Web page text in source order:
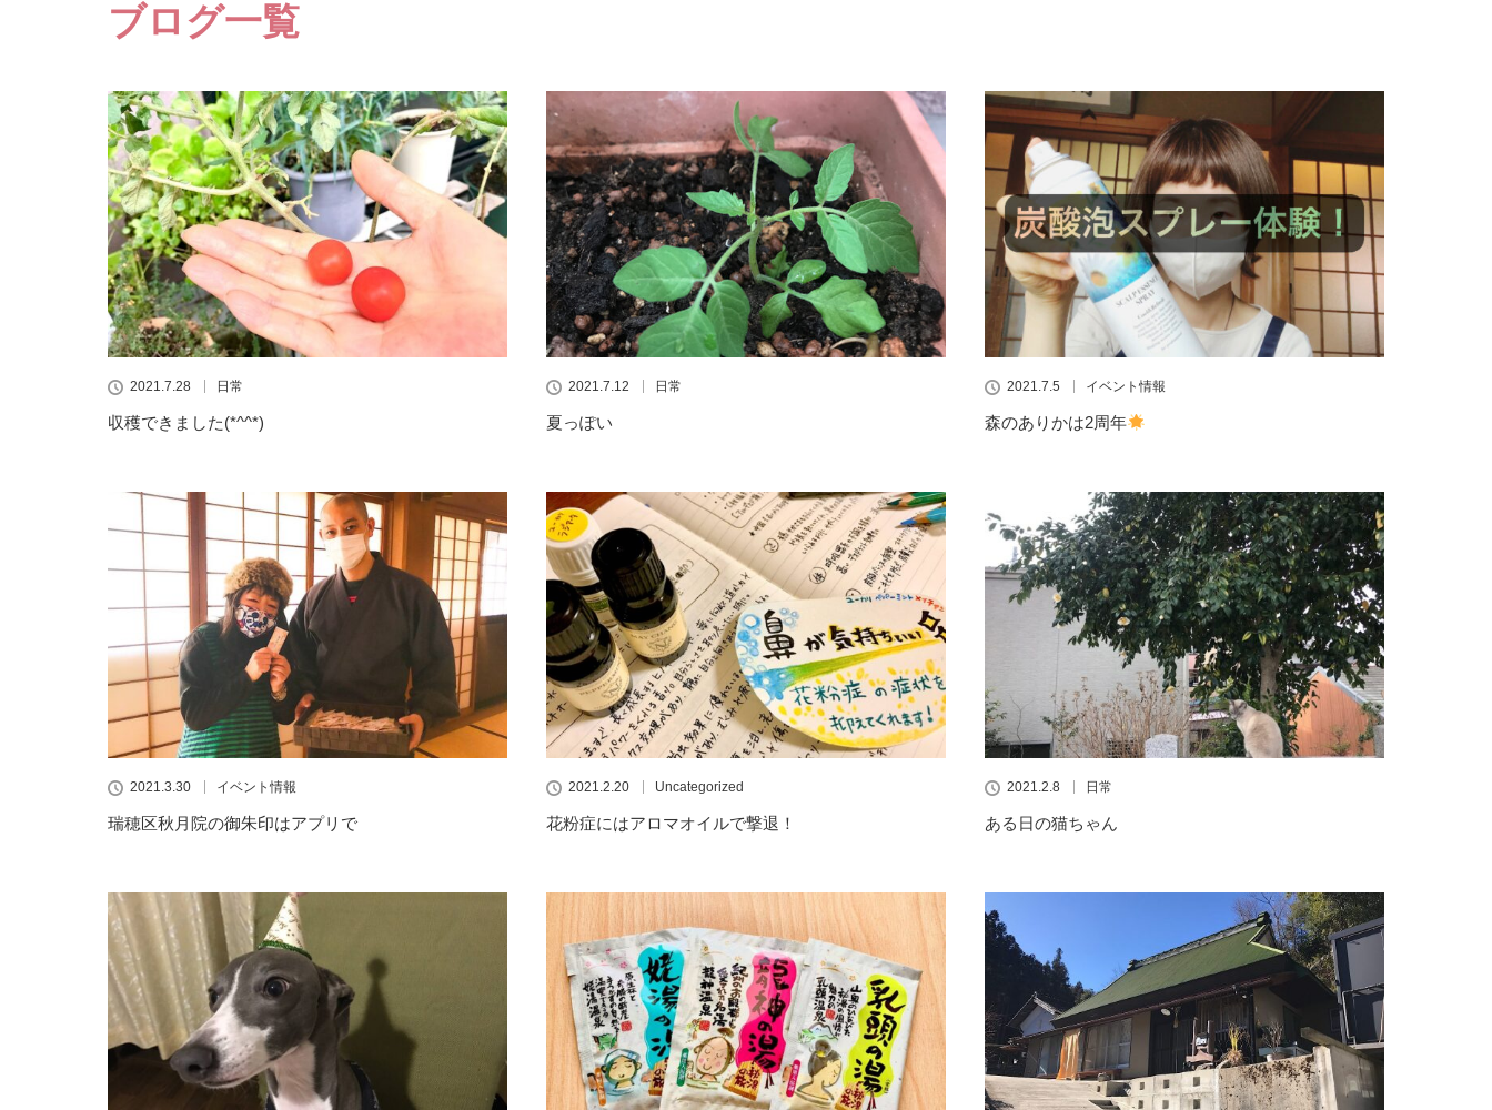
ブログ一覧
2021.7.28 日常
収穫できました(*^^*)
2021.7.12 日常
夏っぽい
2021.7.5 イベント情報
森のありかは2周年
2021.3.30 イベント情報
瑞穂区秋月院の御朱印はアプリで
2021.2.20 Uncategorized
花粉症にはアロマオイルで撃退！
2021.2.8 日常
ある日の猫ちゃん